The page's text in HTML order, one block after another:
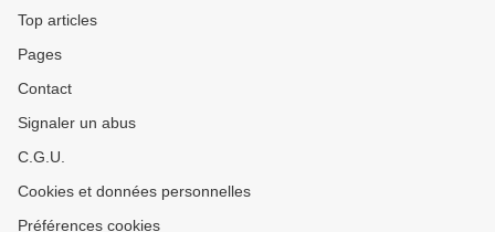
Top articles
Pages
Contact
Signaler un abus
C.G.U.
Cookies et données personnelles
Préférences cookies